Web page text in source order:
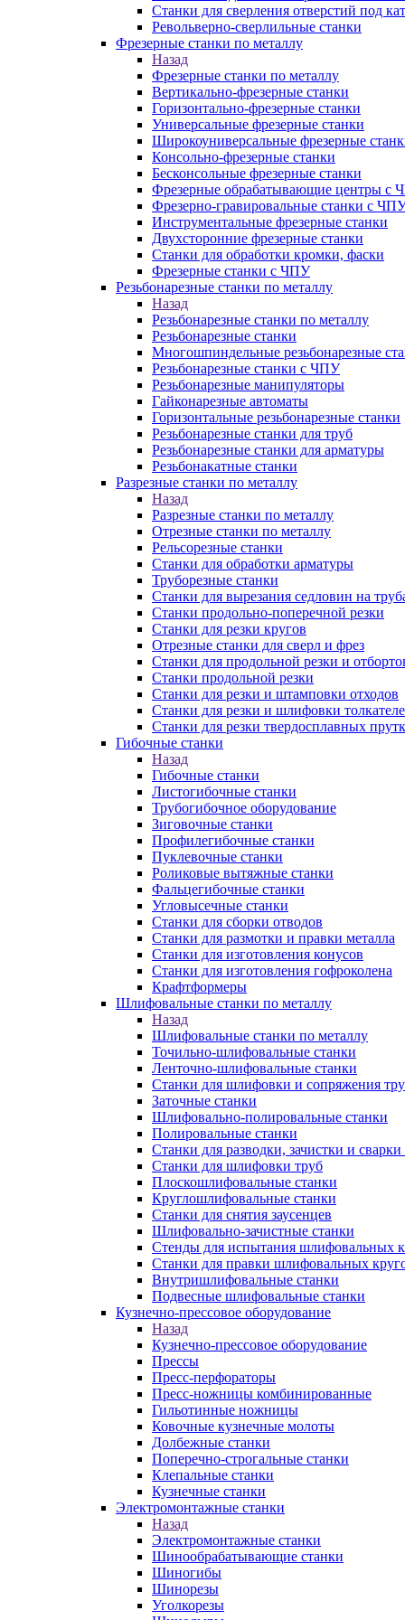
Станки для сверления отверстий под
Револьверно-сверлильные станки
Фрезерные станки по металлу
Назад
Фрезерные станки по металлу
Вертикально-фрезерные станки
Горизонтально-фрезерные станки
Универсальные фрезерные станки
Широкоуниверсальные фрезерные
Консольно-фрезерные станки
Бесконсольные фрезерные станки
Фрезерные обрабатывающие центры с
Фрезерно-гравировальные станки с
Инструментальные фрезерные станки
Двухсторонние фрезерные станки
Станки для обработки кромки, фаски
Фрезерные станки с ЧПУ
Резьбонарезные станки по металлу
Назад
Резьбонарезные станки по металлу
Резьбонарезные станки
Многошпиндельные резьбонарезные
Резьбонарезные станки с ЧПУ
Резьбонарезные манипуляторы
Гайконарезные автоматы
Горизонтальные резьбонарезные станки
Резьбонарезные станки для труб
Резьбонарезные станки для арматуры
Резьбонакатные станки
Разрезные станки по металлу
Назад
Разрезные станки по металлу
Отрезные станки по металлу
Рельсорезные станки
Станки для обработки арматуры
Труборезные станки
Станки для вырезания седловин на
Станки продольно-поперечной резки
Станки для резки кругов
Отрезные станки для сверл и фрез
Станки для продольной резки и
Станки продольной резки
Станки для резки и штамповки отходов
Станки для резки и шлифовки
Станки для резки твердосплавных
Гибочные станки
Назад
Гибочные станки
Листогибочные станки
Трубогибочное оборудование
Зиговочные станки
Профилегибочные станки
Пуклевочные станки
Роликовые вытяжные станки
Фальцегибочные станки
Угловысечные станки
Станки для сборки отводов
Станки для размотки и правки металла
Станки для изготовления конусов
Станки для изготовления гофроколена
Крафтформеры
Шлифовальные станки по металлу
Назад
Шлифовальные станки по металлу
Точильно-шлифовальные станки
Ленточно-шлифовальные станки
Станки для шлифовки и сопряжения
Заточные станки
Шлифовально-полировальные станки
Полировальные станки
Станки для разводки, зачистки и сварки
Станки для шлифовки труб
Плоскошлифовальные станки
Круглошлифовальные станки
Станки для снятия заусенцев
Шлифовально-зачистные станки
Стенды для испытания шлифовальных
Станки для правки шлифовальных
Внутришлифовальные станки
Подвесные шлифовальные станки
Кузнечно-прессовое оборудование
Назад
Кузнечно-прессовое оборудование
Прессы
Пресс-перфораторы
Пресс-ножницы комбинированные
Гильотинные ножницы
Ковочные кузнечные молоты
Долбежные станки
Поперечно-строгальные станки
Клепальные станки
Кузнечные станки
Электромонтажные станки
Назад
Электромонтажные станки
Шинообрабатывающие станки
Шиногибы
Шинорезы
Уголкорезы